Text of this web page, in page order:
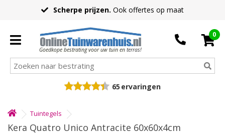
Scherpe prijzen. Ook offertes op maat
Goedkope bestrating voor uw tuin en terras!
0
65 ervaringen
Tuintegels
Kera Quatro Unico Antracite 60x60x4cm